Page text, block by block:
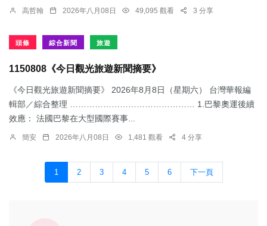
高哲翰 2026年八月08日 49,095 觀看 3 分享
頭條 綜合新聞 旅遊
1150808《今日觀光旅遊新聞摘要》
《今日觀光旅遊新聞摘要》 2026年8月8日（星期六） 台灣華報編
輯部／綜合整理 ……………………………………… 1.​巴黎奧運後續
效應： 法國巴黎在大型國際賽事...
簡安 2026年八月08日 1,481 觀看 4 分享
1 2 3 4 5 6 下一頁